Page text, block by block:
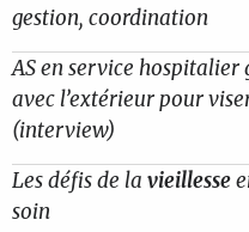
gestion, coordination
AS en service
avec l’extérieur pour
(interview)
Les défis de la vieillesse
soin